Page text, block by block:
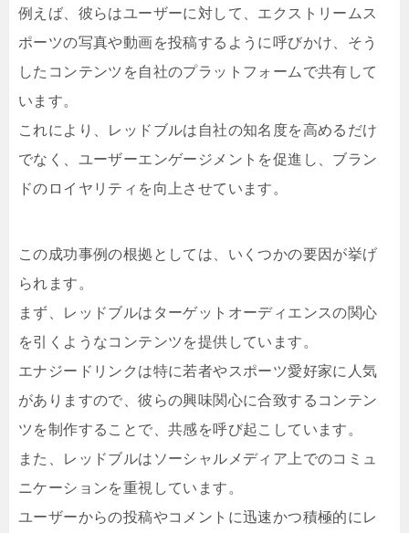
例えば、彼らはユーザーに対して、エクストリームス
ポーツの写真や動画を投稿するように呼びかけ、そう
したコンテンツを自社のプラットフォームで共有して
います。
これにより、レッドブルは自社の知名度を高めるだけ
でなく、ユーザーエンゲージメントを促進し、ブラン
ドのロイヤリティを向上させています。
この成功事例の根拠としては、いくつかの要因が挙げ
られます。
まず、レッドブルはターゲットオーディエンスの関心
を引くようなコンテンツを提供しています。
エナジードリンクは特に若者やスポーツ愛好家に人気
がありますので、彼らの興味関心に合致するコンテン
ツを制作することで、共感を呼び起こしています。
また、レッドブルはソーシャルメディア上でのコミュ
ニケーションを重視しています。
ユーザーからの投稿やコメントに迅速かつ積極的にレ